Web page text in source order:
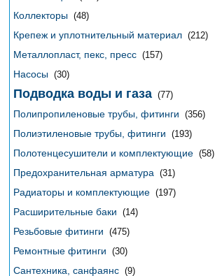
Коллекторы (48)
Крепеж и уплотнительный материал (212)
Металлопласт, пекс, пресс (157)
Насосы (30)
Подводка воды и газа (77)
Полипропиленовые трубы, фитинги (356)
Полиэтиленовые трубы, фитинги (193)
Полотенцесушители и комплектующие (58)
Предохранительная арматура (31)
Радиаторы и комплектующие (197)
Расширительные баки (14)
Резьбовые фитинги (475)
Ремонтные фитинги (30)
Сантехника, санфаянс (9)